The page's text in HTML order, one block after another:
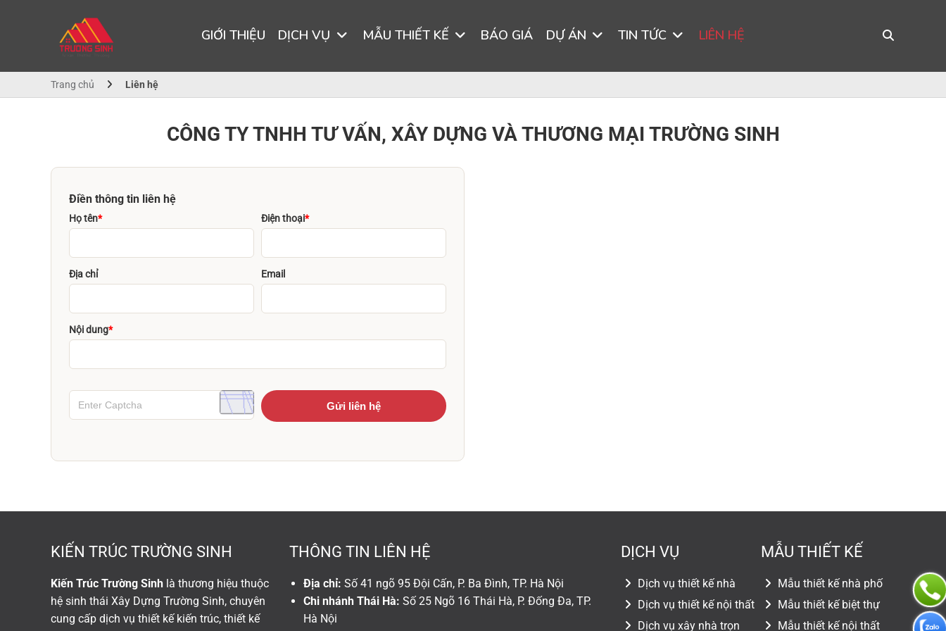
GIỚI THIỆU DỊCH VỤ MẪU THIẾT KẾ BÁO GIÁ DỰ ÁN TIN TỨC LIÊN HỆ
Trang chủ Liên hệ
CÔNG TY TNHH TƯ VẤN, XÂY DỰNG VÀ THƯƠNG MẠI TRƯỜNG SINH
Điền thông tin liên hệ
Họ tên* Điện thoại*
Địa chỉ Email
Nội dung*
KIẾN TRÚC TRƯỜNG SINH
Kiến Trúc Trường Sinh là thương hiệu thuộc
hệ sinh thái Xây Dựng Trường Sinh, chuyên
cung cấp dịch vụ thiết kế kiến trúc, thiết kế
THÔNG TIN LIÊN HỆ
Địa chỉ: Số 41 ngõ 95 Đội Cấn, P. Ba Đình, TP. Hà Nội
Chi nhánh Thái Hà:Số 25 Ngõ 16 Thái Hà, P. Đống Đa, TP.
Hà Nội
DỊCH VỤ
Dịch vụ thiết kế nhà
Dịch vụ thiết kế nội thất
Dịch vụ xây nhà trọn
MẪU THIẾT KẾ
Mẫu thiết kế nhà phố
Mẫu thiết kế biệt thự
Mẫu thiết kế nội thất